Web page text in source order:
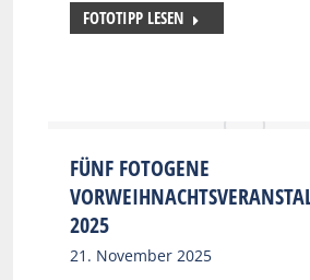
FOTOTIPP LESEN
FÜNF FOTOGENE
2025
21. November 2025